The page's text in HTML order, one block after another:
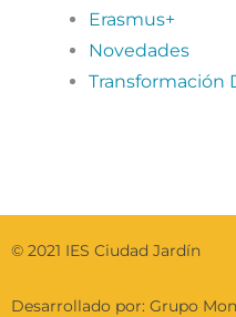
Erasmus+
Novedades
Transformación
© 2021 IES Ciudad Jardín
Desarrollado por: Grupo